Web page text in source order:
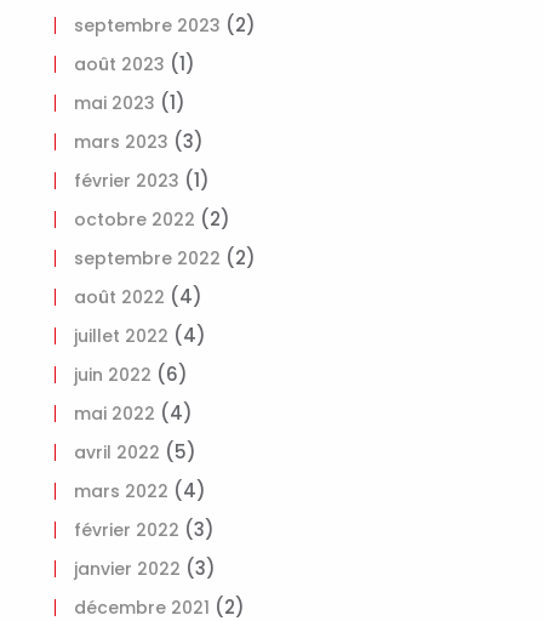
septembre 2023 (2)
août 2023 (1)
mai 2023 (1)
mars 2023 (3)
février 2023 (1)
octobre 2022 (2)
septembre 2022 (2)
août 2022 (4)
juillet 2022 (4)
juin 2022 (6)
mai 2022 (4)
avril 2022 (5)
mars 2022 (4)
février 2022 (3)
janvier 2022 (3)
décembre 2021 (2)